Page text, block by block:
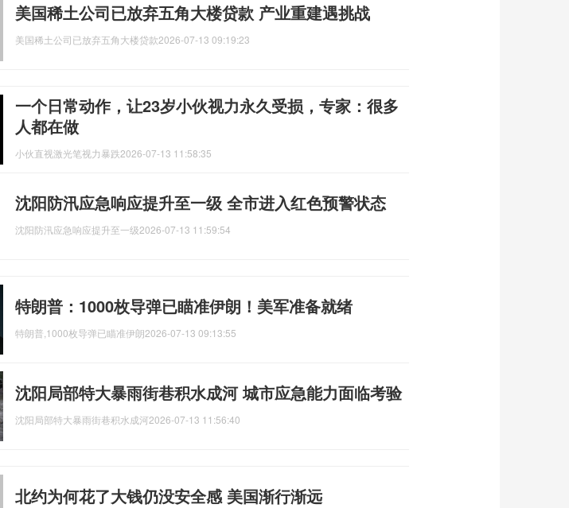
美国稀土公司已放弃五角大楼贷款 产业重建遇挑战
美国稀土公司已放弃五角大楼贷款2026-07-13 09:19:23
一个日常动作，让23岁小伙视力永久受损，专家：很多
人都在做
小伙直视激光笔视力暴跌2026-07-13 11:58:35
沈阳防汛应急响应提升至一级 全市进入红色预警状态
沈阳防汛应急响应提升至一级2026-07-13 11:59:54
特朗普：1000枚导弹已瞄准伊朗！美军准备就绪
特朗普,1000枚导弹已瞄准伊朗2026-07-13 09:13:55
沈阳局部特大暴雨街巷积水成河 城市应急能力面临考验
沈阳局部特大暴雨街巷积水成河2026-07-13 11:56:40
北约为何花了大钱仍没安全感 美国渐行渐远